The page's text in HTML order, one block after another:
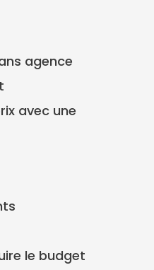
agence
avec une
le budget